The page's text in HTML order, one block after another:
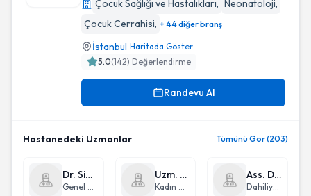
Çocuk Sağlığı ve Hastalıkları, Neonatoloji,
Çocuk Cerrahisi, + 44 diğer branş
İstanbul Haritada Göster
5.0(142) Değerlendirme
Randevu Al
Hastanedeki Uzmanlar Tümünü Gör (203)
Dr. Sinan Cüneyd Hasçiçek
Genel Cerrahi
Uzm. Dr. Osman Aşıcıoğlu
Kadın Hastalıkları ve Doğum
Ass. Dr. Erhan Aslanhan
Dahiliye - İç Hastalıkları